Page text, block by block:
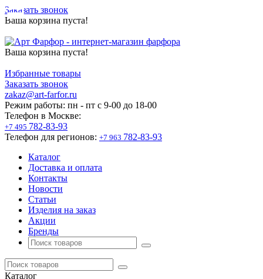
Заказать звонок
Ваша корзина пуста!
Ваша корзина пуста!
Избранные товары
Заказать звонок
zakaz@art-farfor.ru
Режим работы: пн - пт c 9-00 до 18-00
Телефон в Москве:
+7 495 782-83-93
Телефон для регионов: +7 963 782-83-93
Каталог
Доставка и оплата
Контакты
Новости
Статьи
Изделия на заказ
Акции
Бренды
Каталог